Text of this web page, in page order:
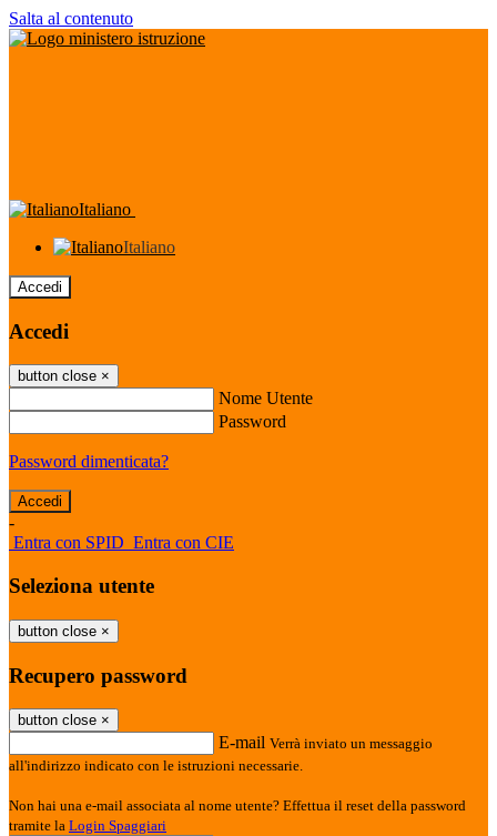
Salta al contenuto
Italiano
Italiano
Accedi
Accedi
button close ×
Nome Utente
Password
Password dimenticata?
-
Entra con SPID Entra con CIE
Seleziona utente
button close ×
Recupero password
button close ×
E-mail Verrà inviato un messaggio
all'indirizzo indicato con le istruzioni necessarie.
Non hai una e-mail associata al nome utente? Effettua il reset della password
tramite la Login Spaggiari